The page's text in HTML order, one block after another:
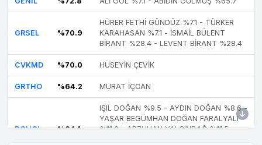
GRSEL %70.9
HÜRER FETHİ GÜNDÜZ %7.1 - TÜRKER
KARAHASAN %7.1 - İSMAİL BÜLENT
BİRANT %28.4 - LEVENT BİRANT %28.4
CVKMD %70.0 HÜSEYİN ÇEVİK
GRTHO %64.2 MURAT İÇCAN
DOHOL %64.1
IŞIL DOĞAN %9.5 - AYDIN DOĞAN %8.6 -
YAŞAR BEGÜMHAN DOĞAN FARALYALI
%11.6 - ARZUHAN YALÇINDAĞ %11.5 -